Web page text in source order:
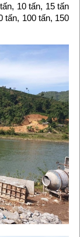
10 tấn, 15 tấn
tấn, 100 tấn, 150